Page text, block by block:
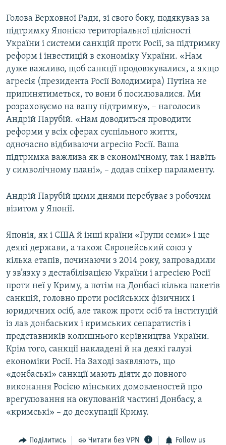
Голова Верховної Ради, зі свого боку, подякував за
підтримку Японією територіальної цілісності
України і системи санкцій проти Росії, за підтримку
реформ і інвестицій в економіку України. «Нам
дуже важливо, щоб санкції продовжувалися, а якщо
агресія (президента Росії Володимира) Путіна не
припинятиметься, то вони б посилювалися. Ми
розраховуємо на вашу підтримку», – наголосив
Андрій Парубій. «Нам доводиться проводити
реформи у всіх сферах суспільного життя,
одночасно відбиваючи агресію Росії. Ваша
підтримка важлива як в економічному, так і навіть
у символічному плані», – додав спікер парламенту.
Андрій Парубій цими днями перебуває з робочим
візитом у Японії.
Японія, як і США й інші країни «Групи семи» і ще
деякі держави, а також Європейський союз у
кілька етапів, починаючи з 2014 року, запровадили
у зв’язку з дестабілізацією України і агресією Росії
проти неї у Криму, а потім на Донбасі кілька пакетів
санкцій, головно проти російських фізичних і
юридичних осіб, але також проти осіб та інституцій
із лав донбаських і кримських сепаратистів і
представників колишнього керівництва України.
Крім того, санкції накладені й на деякі галузі
економіки Росії. На Заході заявляють, що
«донбаські» санкції мають діяти до повного
виконання Росією мінських домовленостей про
врегулювання на окупованій частині Донбасу, а
«кримські» – до деокупації Криму.
Поділитись Читати без VPN Follow us